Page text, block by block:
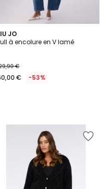
JO
à encolure en V lamé
€
€ -53%